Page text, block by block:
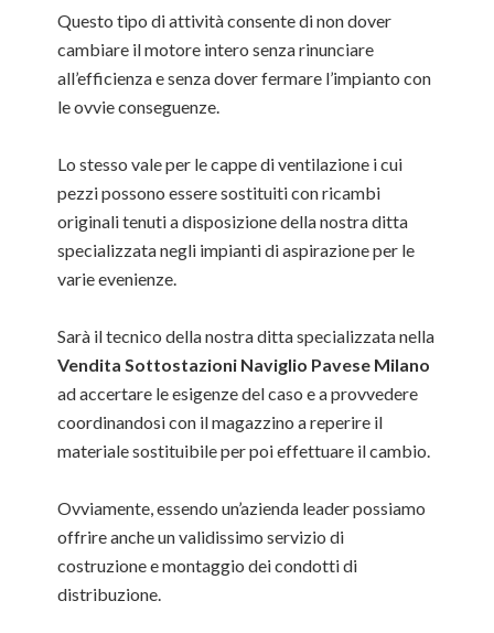
Questo tipo di attività consente di non dover
cambiare il motore intero senza rinunciare
all’efficienza e senza dover fermare l’impianto con
le ovvie conseguenze.
Lo stesso vale per le cappe di ventilazione i cui
pezzi possono essere sostituiti con ricambi
originali tenuti a disposizione della nostra ditta
specializzata negli impianti di aspirazione per le
varie evenienze.
Sarà il tecnico della nostra ditta specializzata nella
Vendita Sottostazioni Naviglio Pavese Milano
ad accertare le esigenze del caso e a provvedere
coordinandosi con il magazzino a reperire il
materiale sostituibile per poi effettuare il cambio.
Ovviamente, essendo un’azienda leader possiamo
offrire anche un validissimo servizio di
costruzione e montaggio dei condotti di
distribuzione.